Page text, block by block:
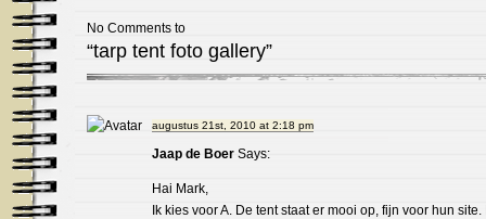
No Comments to
“tarp tent foto gallery”
augustus 21st, 2010 at 2:18 pm
Jaap de Boer Says:
Hai Mark,
Ik kies voor A. De tent staat er mooi op, fijn voor hun site.